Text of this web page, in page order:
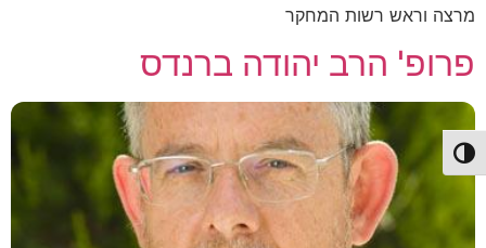
הפעל/כבה ניגודיות גבוהה
מרצה וראש רשות המחקר
פרופ' הרב יהודה ברנדס